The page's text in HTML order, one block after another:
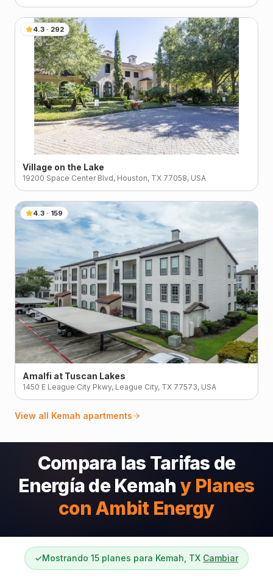
4.3 · 292
Village on the Lake
19200 Space Center Blvd, Houston, TX 77058, USA
4.3 · 159
Amalfi at Tuscan Lakes
1450 E League City Pkwy, League City, TX 77573, USA
View all Kemah apartments
Compara las Tarifas de
Energía de Kemah y Planes
con Ambit Energy
✓Mostrando 15 planes para Kemah, TX Cambiar